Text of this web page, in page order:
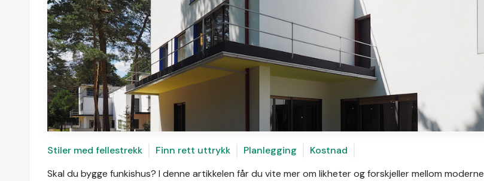
Stiler med fellestrekk Finn rett uttrykk Planlegging
Kostnad
Skal du bygge funkishus? I denne artikkelen får du vite mer om likheter og forskjeller mellom moderne